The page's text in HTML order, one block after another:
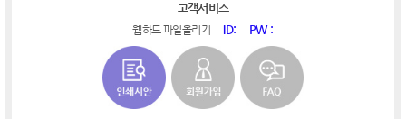
고객서비스
웹하드 파일올리기 ID: PW :